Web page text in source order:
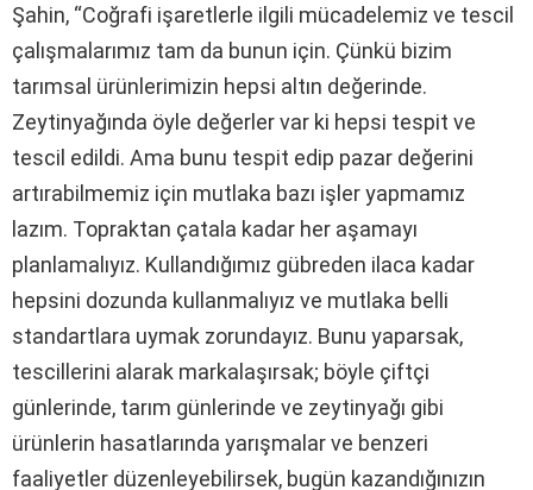
Şahin, “Coğrafi işaretlerle ilgili mücadelemiz ve tescil
çalışmalarımız tam da bunun için. Çünkü bizim
tarımsal ürünlerimizin hepsi altın değerinde.
Zeytinyağında öyle değerler var ki hepsi tespit ve
tescil edildi. Ama bunu tespit edip pazar değerini
artırabilmemiz için mutlaka bazı işler yapmamız
lazım. Topraktan çatala kadar her aşamayı
planlamalıyız. Kullandığımız gübreden ilaca kadar
hepsini dozunda kullanmalıyız ve mutlaka belli
standartlara uymak zorundayız. Bunu yaparsak,
tescillerini alarak markalaşırsak; böyle çiftçi
günlerinde, tarım günlerinde ve zeytinyağı gibi
ürünlerin hasatlarında yarışmalar ve benzeri
faaliyetler düzenleyebilirsek, bugün kazandığınızın